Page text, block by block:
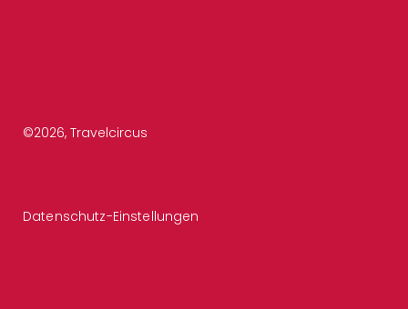
©2026, Travelcircus
Datenschutz-Einstellungen